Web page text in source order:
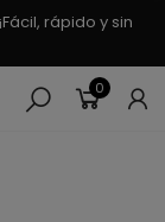
rápido y sin
0